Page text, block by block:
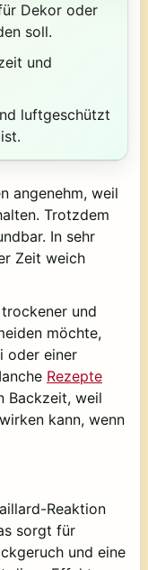
Dekor oder
soll.
und
luftgeschützt
angenehm, weil
Trotzdem
In sehr
Zeit weich
und
möchte,
oder einer
Rezepte
Backzeit, weil
kann, wenn
Reaktion
sorgt für
und eine